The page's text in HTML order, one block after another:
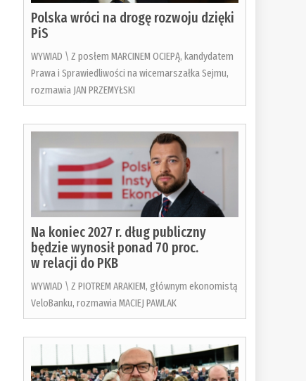
Polska wróci na drogę rozwoju dzięki
PiS
WYWIAD \ Z posłem MARCINEM OCIEPĄ, kandydatem
Prawa i Sprawiedliwości na wicemarszałka Sejmu,
rozmawia JAN PRZEMYŁSKI
Na koniec 2027 r. dług publiczny
będzie wynosił ponad 70 proc.
w relacji do PKB
WYWIAD \ Z PIOTREM ARAKIEM, głównym ekonomistą
VeloBanku, rozmawia MACIEJ PAWLAK